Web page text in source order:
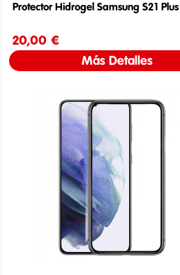
Protector Hidrogel Samsung S21 Plus
20,00 €
Más Detalles